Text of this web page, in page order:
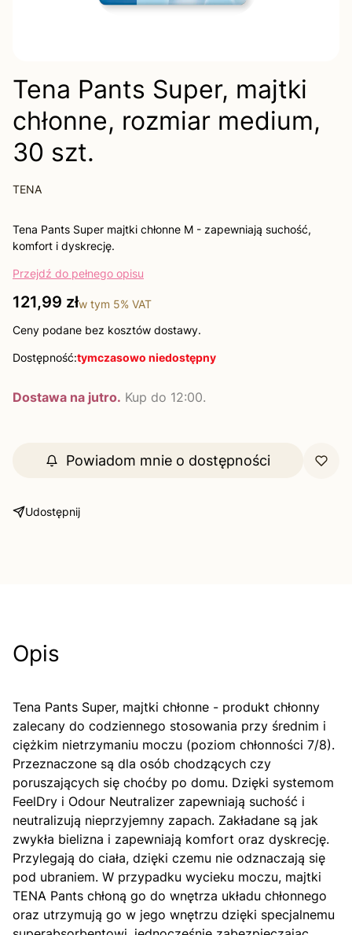
Tena Pants Super, majtki
chłonne, rozmiar medium,
30 szt.
TENA
Tena Pants Super majtki chłonne M - zapewniają suchość,
komfort i dyskrecję.
Przejdź do pełnego opisu
Cena
121,99 złw tym 5% VAT
Ceny podane bez kosztów dostawy.
Dostępność:tymczasowo niedostępny
Dostawa na jutro. Kup do 12:00.
Powiadom mnie o dostępności
Udostępnij
Opis
Tena Pants Super, majtki chłonne - produkt chłonny
zalecany do codziennego stosowania przy średnim i
ciężkim nietrzymaniu moczu (poziom chłonności 7/8).
Przeznaczone są dla osób chodzących czy
poruszających się choćby po domu. Dzięki systemom
FeelDry i Odour Neutralizer zapewniają suchość i
neutralizują nieprzyjemny zapach. Zakładane są jak
zwykła bielizna i zapewniają komfort oraz dyskrecję.
Przylegają do ciała, dzięki czemu nie odznaczają się
pod ubraniem. W przypadku wycieku moczu, majtki
TENA Pants chłoną go do wnętrza układu chłonnego
oraz utrzymują go w jego wnętrzu dzięki specjalnemu